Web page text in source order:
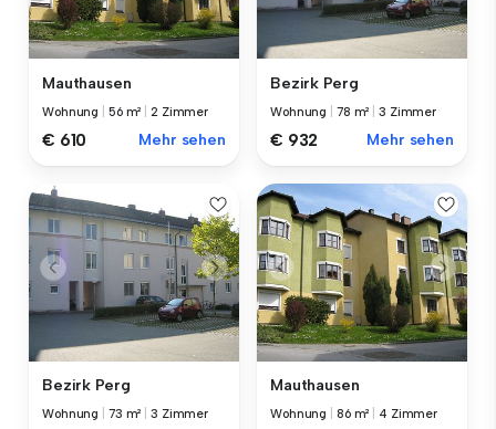
Mauthausen
Wohnung 56 m² |2 Zimmer
€ 610 Mehr sehen
Bezirk Perg
Wohnung 78 m² |3 Zimmer
€ 932 Mehr sehen
Bezirk Perg
Wohnung 73 m² |3 Zimmer
Mauthausen
Wohnung 86 m² 4 Zimmer